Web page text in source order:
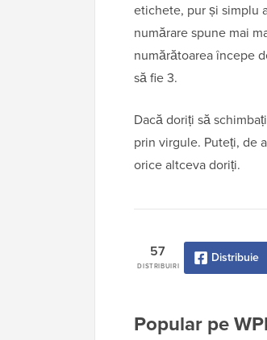
etichete, pur și simplu
numărare spune mai
numărătoarea începe
să fie 3.
Dacă doriți să
prin virgule. Puteți, de
orice altceva doriți.
DISTRIBUIRI
57 Distribuie
Popular pe